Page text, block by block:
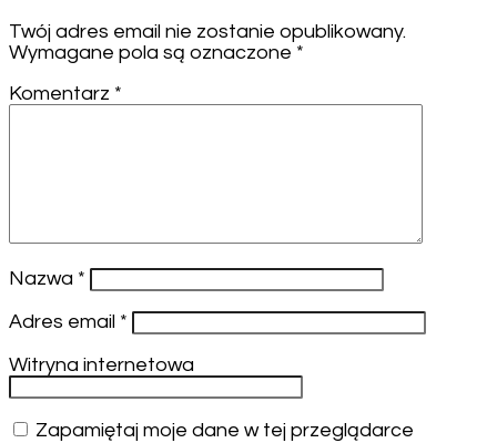
Twój adres email nie zostanie opublikowany.
Wymagane pola są oznaczone *
Komentarz *
Nazwa *
Adres email *
Witryna internetowa
Zapamiętaj moje dane w tej przeglądarce